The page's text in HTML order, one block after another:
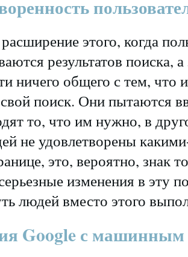
этого, когда
результатов поиска,
ничего общего с тем,
поиск. Они пытаются
то, что им нужно, в
не удовлетворены
это, вероятно, знак
изменения в эту
людей вместо этого
Google с машинным